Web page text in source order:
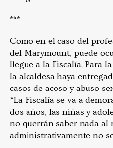
***
Como en el caso del
del Marymount, puede
llegue a la Fiscalía. Para
la alcaldesa haya
casos de acoso y abuso
“La Fiscalía se va a
dos años, las niñas y
no querrán saber nada al
administrativamente no